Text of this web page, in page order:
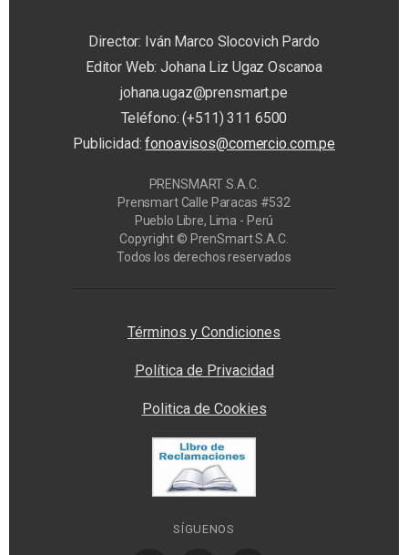
Director: Iván Marco Slocovich Pardo
Editor Web: Johana Liz Ugaz Oscanoa
johana.ugaz@prensmart.pe
Teléfono: (+511) 311 6500
Publicidad:fonoavisos@comercio.com.pe
PRENSMART S.A.C.
Prensmart Calle Paracas #532
Pueblo Libre, Lima - Perú
Copyright © PrenSmart S.A.C.
Todos los derechos reservados
Términos y Condiciones
Política de Privacidad
Politica de Cookies
SÍGUENOS